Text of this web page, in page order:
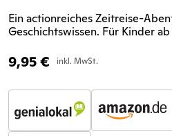
Ein actionreiches Zeitreise-
Geschichtswissen. Für Kinder ab
9,95€ inkl. MwSt.